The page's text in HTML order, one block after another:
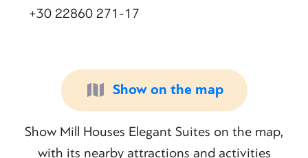
+30 22860 271-17
Show on the map
Show Mill Houses Elegant Suites on the map,
with its nearby attractions and activities